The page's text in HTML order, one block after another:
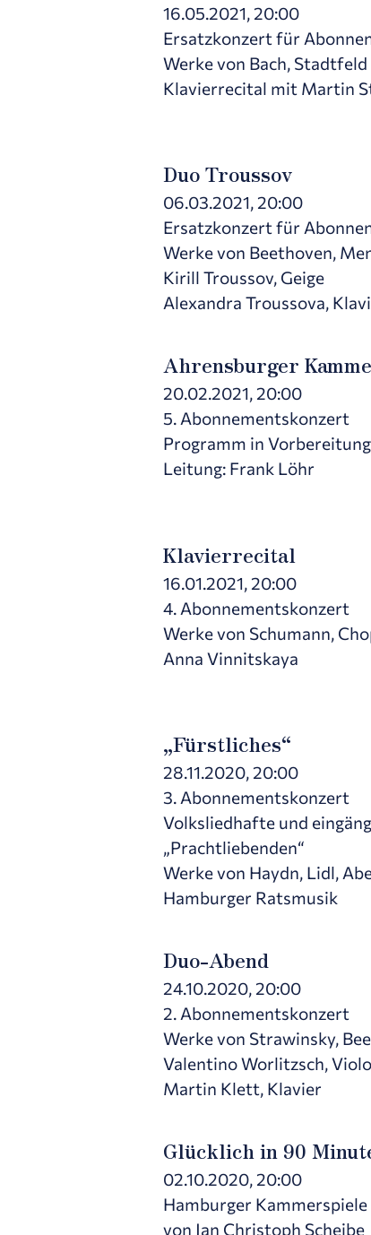
16.05.2021, 20:00
Ersatzkonzert für
Werke von Bach,
Klavierrecital mit Martin
Duo Troussov
06.03.2021, 20:00
Ersatzkonzert für
Werke von Beethoven,
Kirill Troussov, Geige
Alexandra Troussova,
Ahrensburger
20.02.2021, 20:00
5. Abonnementskonzert
Programm in Vorbereitung
Leitung: Frank Löhr
Klavierrecital
16.01.2021, 20:00
4. Abonnementskonzert
Werke von Schumann,
Anna Vinnitskaya
„Fürstliches“
28.11.2020, 20:00
3. Abonnementskonzert
Volksliedhafte und
„Prachtliebenden“
Werke von Haydn, Lidl,
Hamburger Ratsmusik
Duo-Abend
24.10.2020, 20:00
2. Abonnementskonzert
Werke von Strawinsky,
Valentino Worlitzsch,
Martin Klett, Klavier
Glücklich in 90
02.10.2020, 20:00
Hamburger Kammerspiele
von Jan Christoph Scheibe